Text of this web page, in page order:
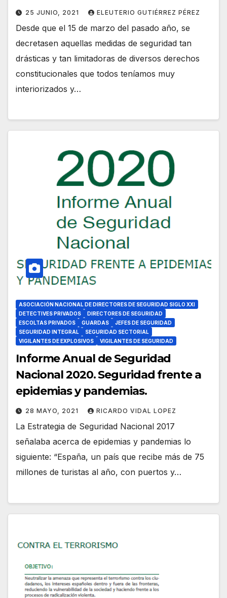
25 JUNIO, 2021 ELEUTERIO GUTIÉRREZ PÉREZ
Desde que el 15 de marzo del pasado año, se
decretasen aquellas medidas de seguridad tan
drásticas y tan limitadoras de diversos derechos
constitucionales que todos teníamos muy
interiorizados y…
ASOCIACIÓN NACIONAL DE DIRECTORES DE SEGURIDAD SIGLO XXI
DETECTIVES PRIVADOS
DIRECTORES DE SEGURIDAD
ESCOLTAS PRIVADOS
GUARDAS
JEFES DE SEGURIDAD
SEGURIDAD INTEGRAL
SEGURIDAD SECTORIAL
VIGILANTES DE EXPLOSIVOS
VIGILANTES DE SEGURIDAD
Informe Anual de Seguridad
Nacional 2020. Seguridad frente a
epidemias y pandemias.
28 MAYO, 2021 RICARDO VIDAL LOPEZ
La Estrategia de Seguridad Nacional 2017
señalaba acerca de epidemias y pandemias lo
siguiente: “España, un país que recibe más de 75
millones de turistas al año, con puertos y…